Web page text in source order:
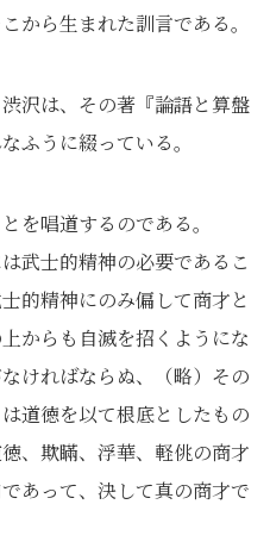
から生まれた訓言である。
沢は、その著『論語と算盤
ふうに綴っている。
を唱道するのである。
武士的精神の必要であるこ
的精神にのみ偏して商才と
からも自滅を招くようにな
ければならぬ、（略）その
道徳を以て根底としたもの
、欺瞞、浮華、軽佻の商才
あって、決して真の商才で